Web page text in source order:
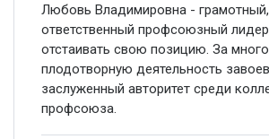
Любовь Владимировна - грамотный,
ответственный профсоюзный
отстаивать свою позицию. За
плодотворную деятельность
заслуженный авторитет среди
профсоюза.